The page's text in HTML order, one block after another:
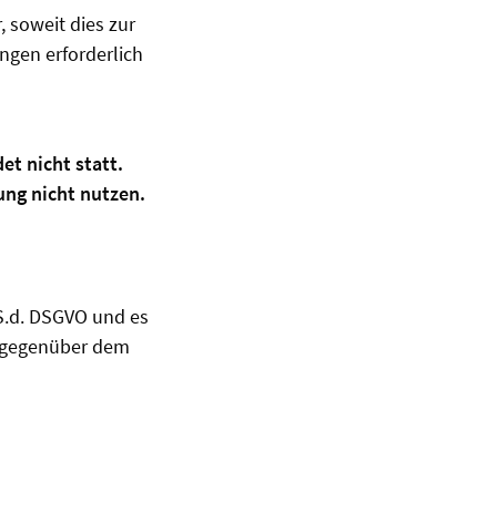
soweit dies zur
erforderlich
nicht statt.
nicht nutzen.
DSGVO und es
dem